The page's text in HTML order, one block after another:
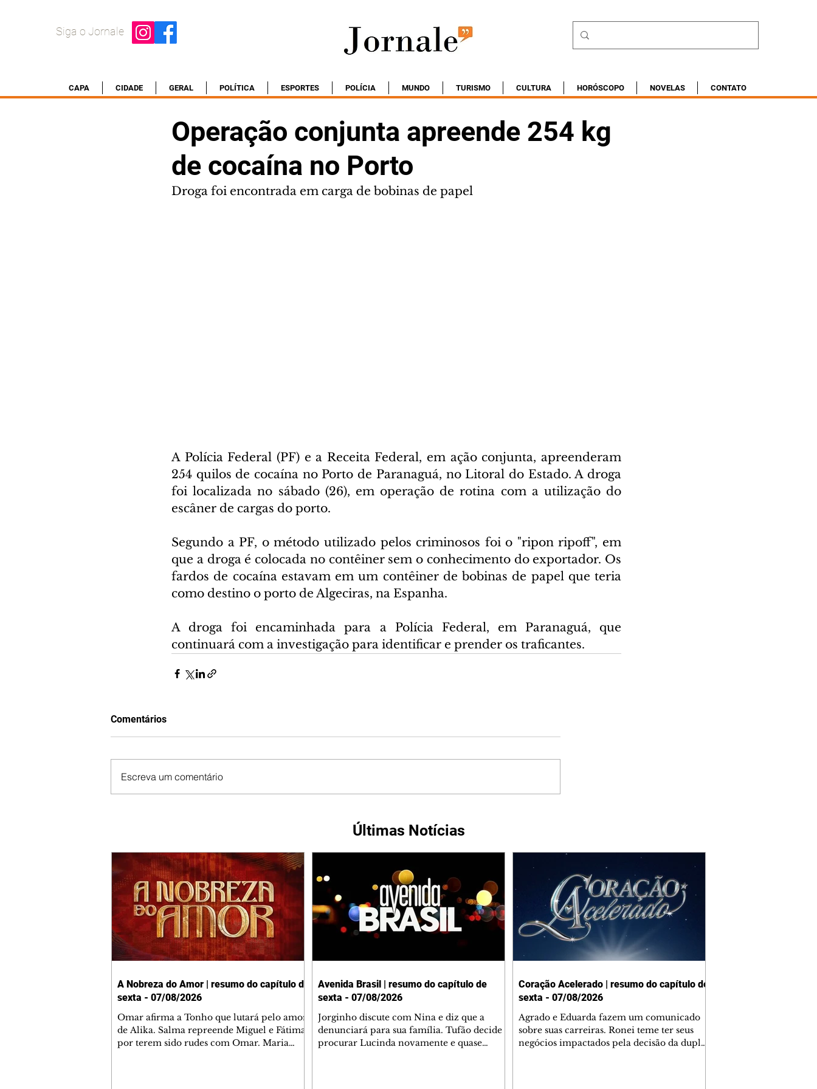
Siga o Jornale
CAPA CIDADE GERAL POLÍTICA ESPORTES POLÍCIA MUNDO TURISMO CULTURA HORÓSCOPO NOVELAS CONTATO
Operação conjunta apreende 254 kg
de cocaína no Porto
Droga foi encontrada em carga de bobinas de papel
A Polícia Federal (PF) e a Receita Federal, em ação conjunta, apreenderam
254 quilos de cocaína no Porto de Paranaguá, no Litoral do Estado. A droga
foi localizada no sábado (26), em operação de rotina com a utilização do
escâner de cargas do porto.
Segundo a PF, o método utilizado pelos criminosos foi o "ripon ripoff", em
que a droga é colocada no contêiner sem o conhecimento do exportador. Os
fardos de cocaína estavam em um contêiner de bobinas de papel que teria
como destino o porto de Algeciras, na Espanha.
A droga foi encaminhada para a Polícia Federal, em Paranaguá, que
continuará com a investigação para identificar e prender os traficantes.
Comentários
Escreva um comentário
Últimas Notícias
A Nobreza do Amor | resumo do capítulo de
sexta - 07/08/2026
Omar afirma a Tonho que lutará pelo amor
de Alika. Salma repreende Miguel e Fátima
por terem sido rudes com Omar. Maria
Avenida Brasil | resumo do capítulo de
sexta - 07/08/2026
Jorginho discute com Nina e diz que a
denunciará para sua família. Tufão decide
procurar Lucinda novamente e quase
Coração Acelerado | resumo do capítulo de
sexta - 07/08/2026
Agrado e Eduarda fazem um comunicado
sobre suas carreiras. Ronei teme ter seus
negócios impactados pela decisão da dupla.